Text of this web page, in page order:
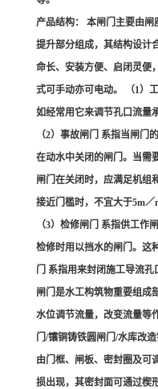
产品结构： 本闸门主要由
提升部分组成，其结构设计
命长、安装方便、启闭灵便
式可手动亦可电动。 （1）
如经常用它来调节孔口流量
（2）事故闸门 系指当闸门
在动水中关闭的闸门。当需
闸门在关闭时，应满足机组
接近门槛时，不宜大于5m
（3）检修闸门 系指供工作
检修时用以挡水的闸门。
门 系指用来封闭施工导流
闸门是水工构筑物重要组成
水位调节流量，改变流量等
门/镶铜铸铁圆闸门/水库改
由门框、闸板、密封圈及可
损出现，其密封面可通过楔